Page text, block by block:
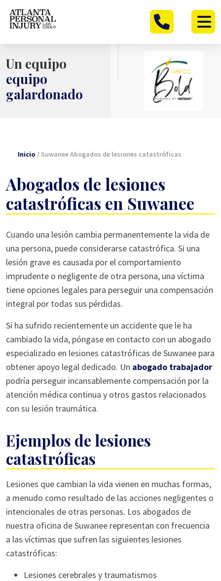
Un equipo
equipo
galardonado
Inicio / Suwanee Abogados de lesiones catastróficas
Abogados de lesiones
catastróficas en Suwanee
Cuando una lesión cambia permanentemente la vida de
una persona, puede considerarse catastrófica. Si una
lesión grave es causada por el comportamiento
imprudente o negligente de otra persona, una víctima
tiene opciones legales para perseguir una compensación
integral por todas sus pérdidas.
Si ha sufrido recientemente un accidente que le ha
cambiado la vida, póngase en contacto con un abogado
especializado en lesiones catastróficas de Suwanee para
obtener apoyo legal dedicado. Un abogado trabajador
podría perseguir incansablemente compensación por la
atención médica continua y otros gastos relacionados
con su lesión traumática.
Ejemplos de lesiones
catastróficas
Lesiones que cambian la vida vienen en muchas formas,
a menudo como resultado de las acciones negligentes o
intencionales de otras personas. Los abogados de
nuestra oficina de Suwanee representan con frecuencia
a las víctimas que sufren las siguientes lesiones
catastróficas:
Lesiones cerebrales y traumatismos